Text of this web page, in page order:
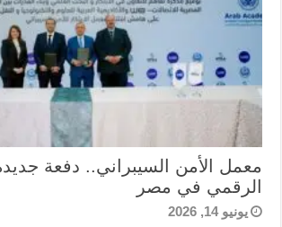
معمل الأمن السيبراني.. دفعة جديدة
الرقمي في مصر
يونيو 14, 2026